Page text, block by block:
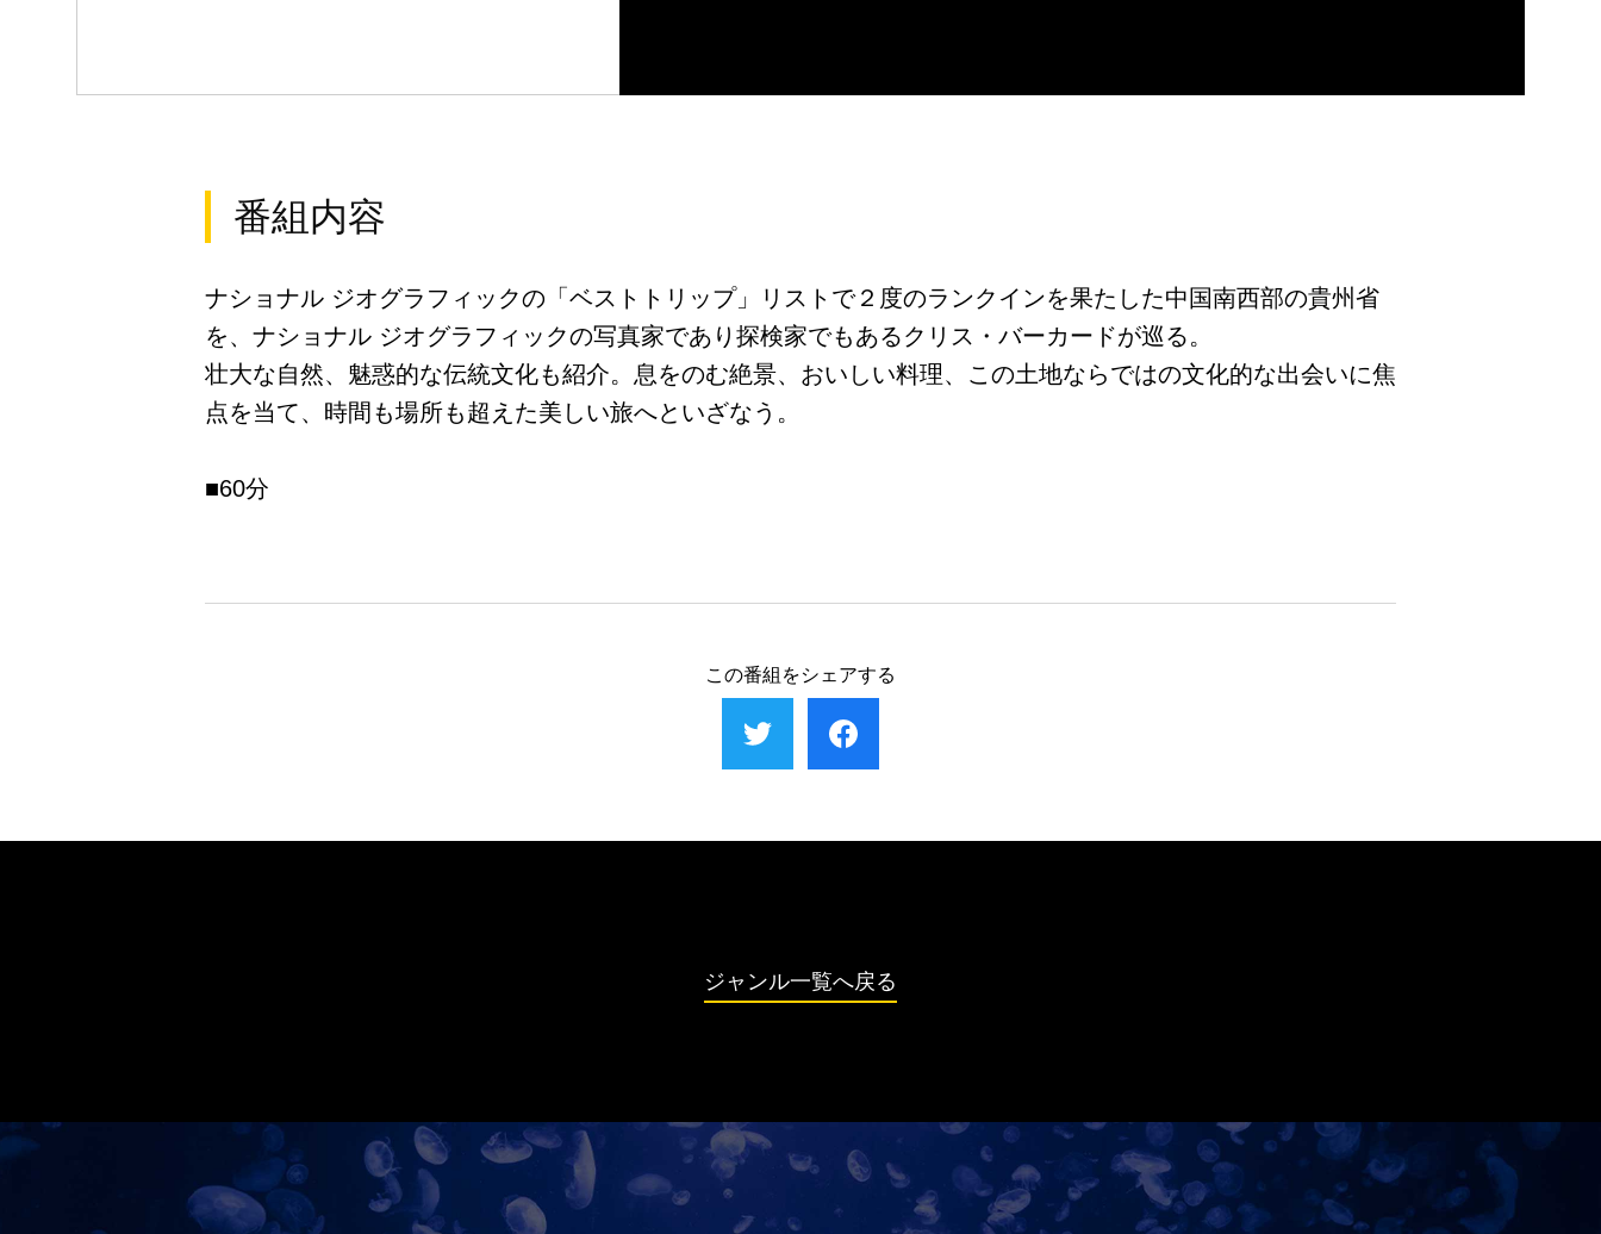
番組内容
ナショナル ジオグラフィックの「ベストトリップ」リストで２度のランクインを果たした中国南西部の貴州省
を、ナショナル ジオグラフィックの写真家であり探検家でもあるクリス・バーカードが巡る。
壮大な自然、魅惑的な伝統文化も紹介。息をのむ絶景、おいしい料理、この土地ならではの文化的な出会いに焦
点を当て、時間も場所も超えた美しい旅へといざなう。
■60分
この番組をシェアする
ジャンル一覧へ戻る